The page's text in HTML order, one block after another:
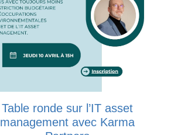
Table ronde sur l’IT asset
management avec Karma